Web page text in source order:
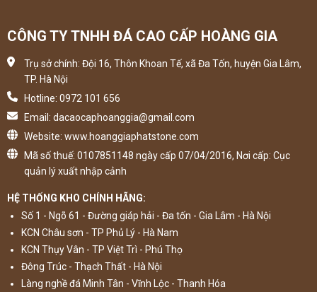
CÔNG TY TNHH ĐÁ CAO CẤP HOÀNG GIA
Trụ sở chính: Đội 16, Thôn Khoan Tế, xã Đa Tốn, huyện Gia Lâm,
TP. Hà Nội
Hotline: 0972 101 656
Email: dacaocaphoanggia@gmail.com
Website: www.hoanggiaphatstone.com
Mã số thuế: 0107851148 ngày cấp 07/04/2016, Nơi cấp: Cục
quản lý xuất nhập cảnh
HỆ THỐNG KHO CHÍNH HÃNG:
Số 1 - Ngõ 61 - Đường giáp hải - Đa tốn - Gia Lâm - Hà Nội
KCN Châu sơn - TP Phủ Lý - Hà Nam
KCN Thụy Vân - TP Việt Trì - Phú Thọ
Đông Trúc - Thạch Thất - Hà Nội
Làng nghề đá Minh Tân - Vĩnh Lộc - Thanh Hóa